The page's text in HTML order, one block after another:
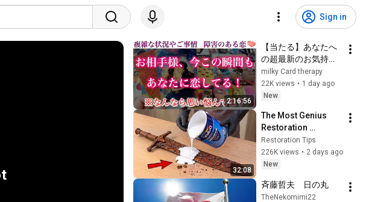
Sign in
2:16:56
【当たる】あなたへ
の超最新のお気持ち
が想像の100倍リア
ルでした。
milky Card therapy
22K views • 1 day ago
New
32:08
The Most Genius
Restoration
Methods! Pour paint
onto old rusty
sword You'll be
results
Restoration Tips
226K views • 2 days ago
New
斉藤哲夫　日の丸
TheNekomimi22